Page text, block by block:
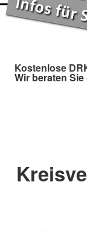
Kostenlose
Wir beraten Sie